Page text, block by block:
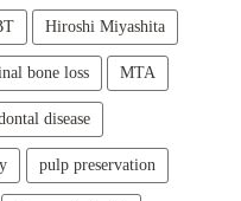
Hiroshi Miyashita
bone loss MTA
disease
pulp preservation